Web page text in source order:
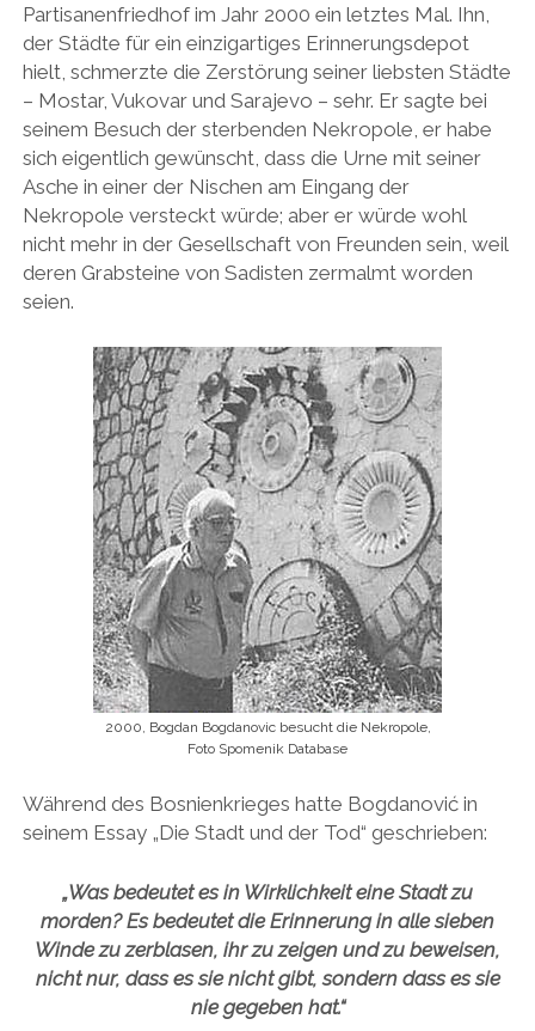
Partisanenfriedhof im Jahr 2000 ein letztes Mal. Ihn,
der Städte für ein einzigartiges Erinnerungsdepot
hielt, schmerzte die Zerstörung seiner liebsten Städte
– Mostar, Vukovar und Sarajevo – sehr. Er sagte bei
seinem Besuch der sterbenden Nekropole, er habe
sich eigentlich gewünscht, dass die Urne mit seiner
Asche in einer der Nischen am Eingang der
Nekropole versteckt würde; aber er würde wohl
nicht mehr in der Gesellschaft von Freunden sein, weil
deren Grabsteine von Sadisten zermalmt worden
seien.
2000, Bogdan Bogdanovic besucht die Nekropole,
Foto Spomenik Database
Während des Bosnienkrieges hatte Bogdanović in
seinem Essay „Die Stadt und der Tod“ geschrieben:
„Was bedeutet es in Wirklichkeit eine Stadt zu
morden? Es bedeutet die Erinnerung in alle sieben
Winde zu zerblasen, ihr zu zeigen und zu beweisen,
nicht nur, dass es sie nicht gibt, sondern dass es sie
nie gegeben hat.“